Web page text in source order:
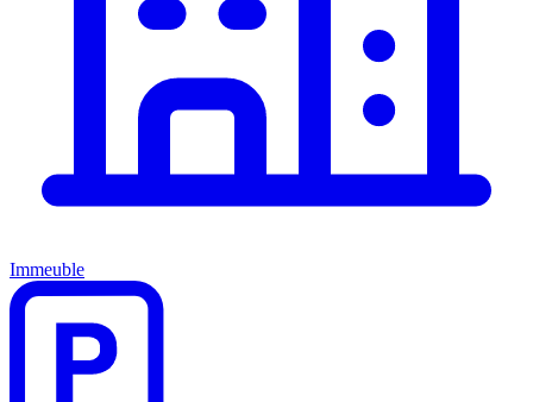
Immeuble